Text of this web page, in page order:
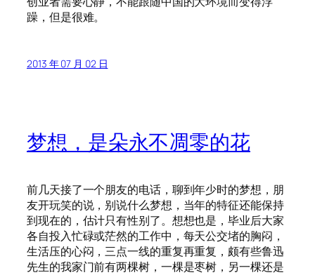
躁，但是很难。
2013 年 07 月 02 日
梦想，是朵永不凋零的花
前几天接了一个朋友的电话，聊到年少时的梦想，朋
友开玩笑的说，别说什么梦想，当年的特征还能保持
到现在的，估计只有性别了。想想也是，毕业后大家
各自投入忙碌或茫然的工作中，每天公交堵的胸闷，
生活压的心闷，三点一线的重复再重复，颇有些鲁迅
先生的我家门前有两棵树，一棵是枣树，另一棵还是